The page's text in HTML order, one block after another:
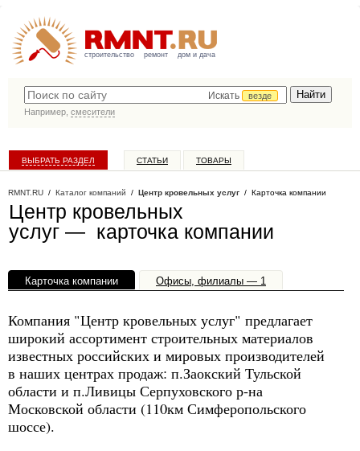
строительство ремонт дом и дача
Искать
везде
Например, смесители
ВЫБРАТЬ РАЗДЕЛ СТАТЬИ ТОВАРЫ
RMNT.RU / Каталог компаний / Центр кровельных услуг / Карточка компании
Центр кровельных
услуг — карточка компании
Карточка компании Офисы, филиалы — 1
Компания "Центр кровельных услуг" предлагает
широкий ассортимент строительных материалов
известных российских и мировых производителей
в наших центрах продаж: п.Заокский Тульской
области и п.Ливицы Серпуховского р-на
Московской области (110км Симферопольского
шоссе).